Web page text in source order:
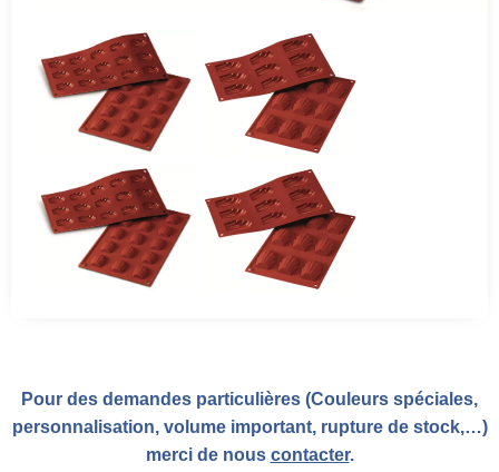
Pour des demandes particulières (Couleurs spéciales,
personnalisation, volume important, rupture de stock,…)
merci de nous contacter.